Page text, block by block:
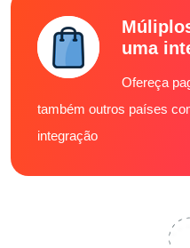
uma
Ofereça
também outros países
integração